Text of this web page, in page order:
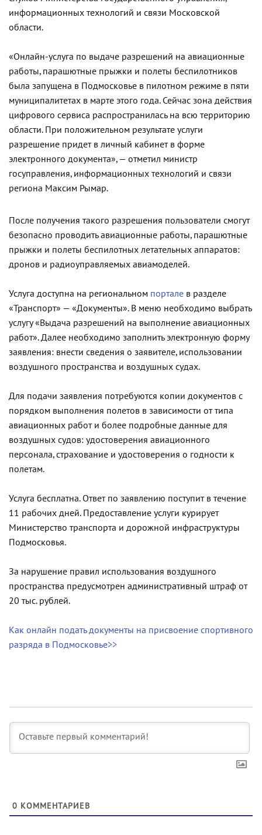
информационных технологий и связи Московской
области.
«Онлайн-услуга по выдаче разрешений на авиационные
работы, парашютные прыжки и полеты беспилотников
была запущена в Подмосковье в пилотном режиме в пяти
муниципалитетах в марте этого года. Сейчас зона действия
цифрового сервиса распространилась на всю территорию
области. При положительном результате услуги
разрешение придет в личный кабинет в форме
электронного документа», — отметил министр
госуправления, информационных технологий и связи
региона Максим Рымар.
После получения такого разрешения пользователи смогут
безопасно проводить авиационные работы, парашютные
прыжки и полеты беспилотных летательных аппаратов:
дронов и радиоуправляемых авиамоделей.
Услуга доступна на региональном портале в разделе
«Транспорт» — «Документы». В меню необходимо выбрать
услугу «Выдача разрешений на выполнение авиационных
работ». Далее необходимо заполнить электронную форму
заявления: внести сведения о заявителе, использовании
воздушного пространства и воздушных судах.
Для подачи заявления потребуются копии документов с
порядком выполнения полетов в зависимости от типа
авиационных работ и более подробные данные для
воздушных судов: удостоверения авиационного
персонала, страхование и удостоверения о годности к
полетам.
Услуга бесплатна. Ответ по заявлению поступит в течение
11 рабочих дней. Предоставление услуги курирует
Министерство транспорта и дорожной инфраструктуры
Подмосковья.
За нарушение правил использования воздушного
пространства предусмотрен административный штраф от
20 тыс. рублей.
Как онлайн подать документы на присвоение спортивного
разряда в Подмосковье>>
0 КОММЕНТАРИЕВ